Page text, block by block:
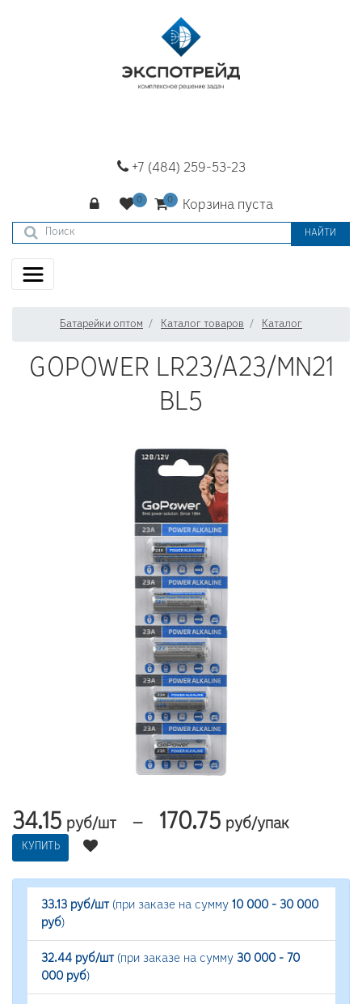
+7 (484) 259-53-23
Корзина пуста
НАЙТИ
Батарейки оптом Каталог товаров Каталог
GOPOWER LR23/A23/MN21
BL5
34.15 руб/шт — 170.75 руб/упак
КУПИТЬ
33.13 руб/шт(при заказе на сумму 10 000 - 30 000
руб)
32.44 руб/шт(при заказе на сумму 30 000 - 70
000 руб)